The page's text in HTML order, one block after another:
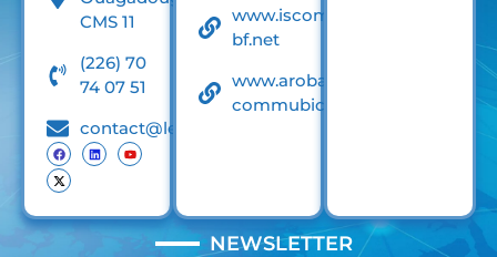
CMS 11
(226) 70
74 07 51
contact@lefasodigital.net
www.iscom-
bf.net
www.arobase-
commubication.net
NEWSLETTER